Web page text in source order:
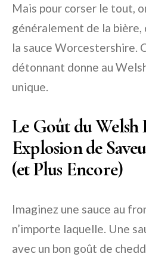
Mais pour corser le tout,
généralement de la
la sauce Worcestershire.
détonnant donne au
unique.
Le Goût du Welsh
Explosion de
(et Plus Encore)
Imaginez une sauce au
n’importe laquelle. Une
avec un bon goût de